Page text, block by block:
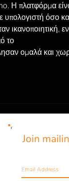
Η πλατφόρμα
υπολογιστή όσο
ικανοποιητική,
το
ομαλά και
Join